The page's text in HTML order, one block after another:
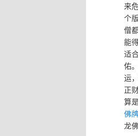
来
个
僧
能
适
佑
运
正
算
佛
龙